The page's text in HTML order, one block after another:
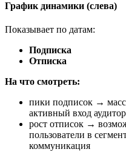
График динамики (слева)
Показывает по датам:
Подписка
Отписка
На что смотреть:
пики подписок →
активный вход
рост отписок →
пользователи в
коммуникация